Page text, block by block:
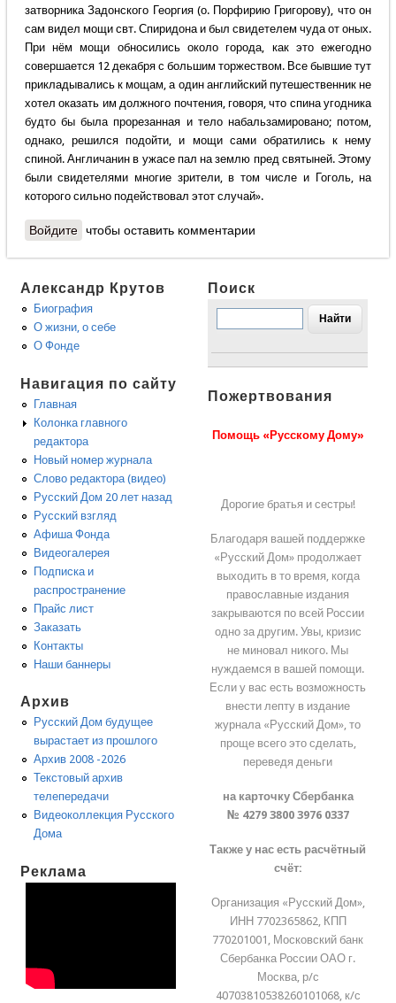
затворника Задонского Георгия (о. Порфирию Григорову), что он
сам видел мощи свт. Спиридона и был свидетелем чуда от оных.
При нём мощи обносились около города, как это ежегодно
совершается 12 декабря с большим торжеством. Все бывшие тут
прикладывались к мощам, а один английский путешественник не
хотел оказать им должного почтения, говоря, что спина угодника
будто бы была прорезанная и тело набальзамировано; потом,
однако, решился подойти, и мощи сами обратились к нему
спиной. Англичанин в ужасе пал на землю пред святыней. Этому
были свидетелями многие зрители, в том числе и Гоголь, на
которого сильно подействовал этот случай».
Войдите чтобы оставить комментарии
Александр Крутов
Биография
О жизни, о себе
О Фонде
Навигация по сайту
Главная
Колонка главного
редактора
Новый номер журнала
Слово редактора (видео)
Русский Дом 20 лет назад
Русский взгляд
Афиша Фонда
Видеогалерея
Подписка и
распространение
Прайс лист
Заказать
Контакты
Наши баннеры
Архив
Русский Дом будущее
вырастает из прошлого
Архив 2008 -2026
Текстовый архив
телепередачи
Видеоколлекция Русского
Дома
Реклама
Поиск
Пожертвования
Помощь «Русскому Дому»
Дорогие братья и сестры!
Благодаря вашей поддержке
«Русский Дом» продолжает
выходить в то время, когда
православные издания
закрываются по всей России
одно за другим. Увы, кризис
не миновал никого. Мы
нуждаемся в вашей помощи.
Если у вас есть возможность
внести лепту в издание
журнала «Русский Дом», то
проще всего это сделать,
переведя деньги
на карточку Сбербанка
№ 4279 3800 3976 0337
Также у нас есть расчётный
счёт:
Организация «Русский Дом»,
ИНН 7702365862, КПП
770201001, Московский банк
Сбербанка России ОАО г.
Москва, р/с
40703810538260101068, к/с